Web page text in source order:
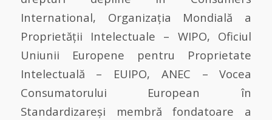
International, Organizația Mondială a
Proprietății Intelectuale – WIPO, Oficiul
Uniunii Europene pentru Proprietate
Intelectuală – EUIPO, ANEC – Vocea
Consumatorului European în
Standardizareși membră fondatoare a